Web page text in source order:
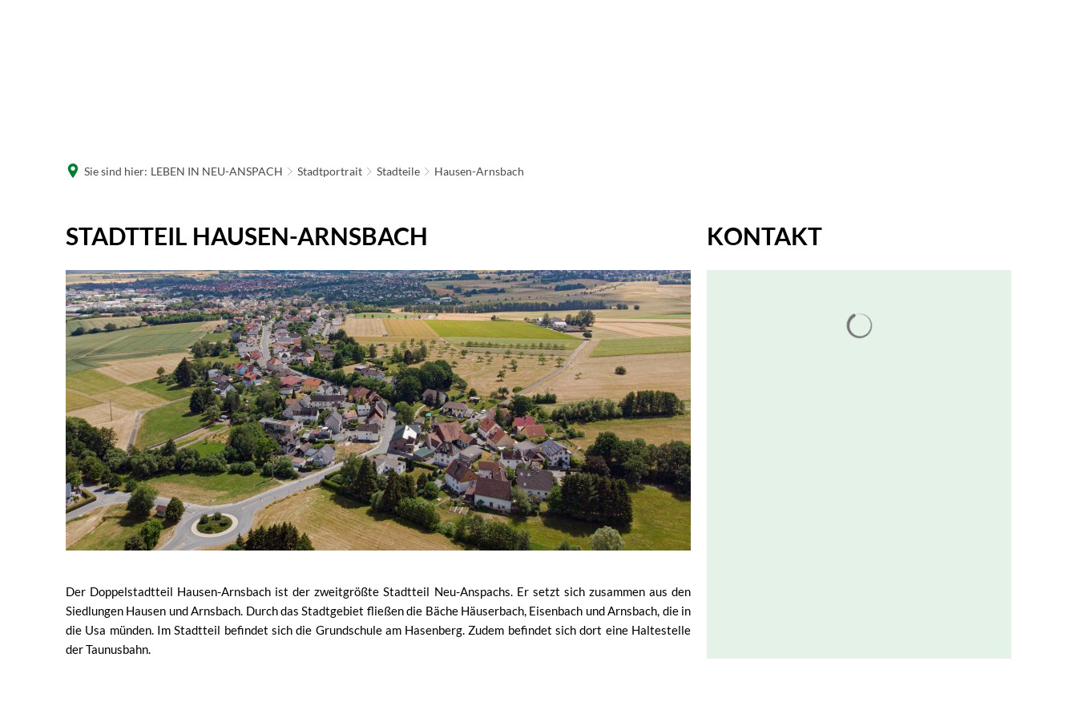
Sie sind hier: LEBEN IN NEU-ANSPACH Stadtportrait Stadteile Hausen-Arnsbach
Hausen-
Arnsbach
STADTTEIL HAUSEN-ARNSBACH
Der Doppelstadtteil Hausen-Arnsbach ist der zweitgrößte Stadtteil Neu-Anspachs. Er setzt sich zusammen aus den
Siedlungen Hausen und Arnsbach. Durch das Stadtgebiet fließen die Bäche Häuserbach, Eisenbach und Arnsbach, die in
die Usa münden. Im Stadtteil befindet sich die Grundschule am Hasenberg. Zudem befindet sich dort eine Haltestelle
der Taunusbahn.
KONTAKT